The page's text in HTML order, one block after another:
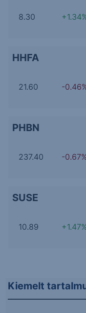
8.30
HHFA
21.60 -
PHBN
237.40 -
SUSE
10.89
Kiemelt